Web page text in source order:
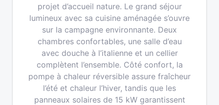
projet d’accueil nature. Le grand séjour
lumineux avec sa cuisine aménagée s’ouvre
sur la campagne environnante. Deux
chambres confortables, une salle d’eau
avec douche à l’italienne et un cellier
complètent l’ensemble. Côté confort, la
pompe à chaleur réversible assure fraîcheur
l’été et chaleur l’hiver, tandis que les
panneaux solaires de 15 kW garantissent